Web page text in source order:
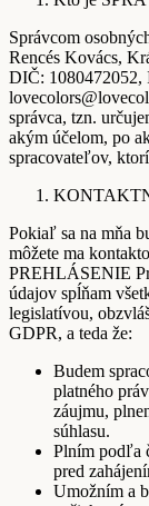
Správcom
Rencés Kovács,
DIČ: 1080472052,
správca, tzn.
akým účelom, po
spracovateľov,
Pokiaľ sa na mňa
môžete ma
PREHLÁSENIE
údajov spĺňam
legislatívou,
GDPR, a teda že:
Budem
platného
záujmu,
súhlasu.
Plním podľa
pred
Umožním a